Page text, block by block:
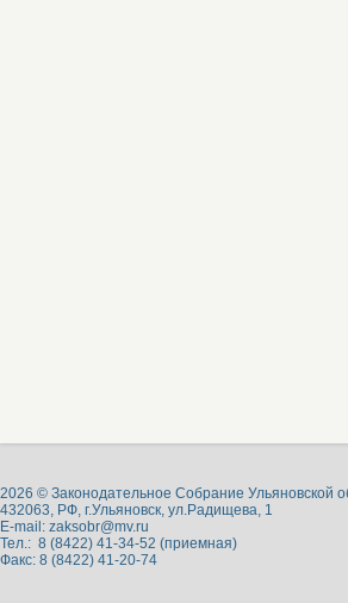
2026 © Законодательное Собрание Ульяновской
432063, РФ, г.Ульяновск, ул.Радищева, 1
E-mail: zaksobr@mv.ru
Тел.: 8 (8422) 41-34-52 (приемная)
Факс: 8 (8422) 41-20-74